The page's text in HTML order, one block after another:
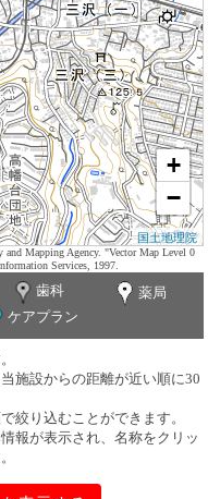
+
−
国土地理院
and Mapping Agency. "Vector Map Level 0
Services, 1997.
歯科
薬局
ケアプラン
施設からの距離が近い順に30
絞り込むことができます。
報が表示され、名称をクリッ